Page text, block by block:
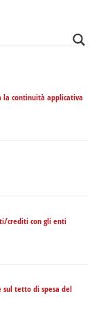
la continuità applicativa
crediti con gli enti
sul tetto di spesa del